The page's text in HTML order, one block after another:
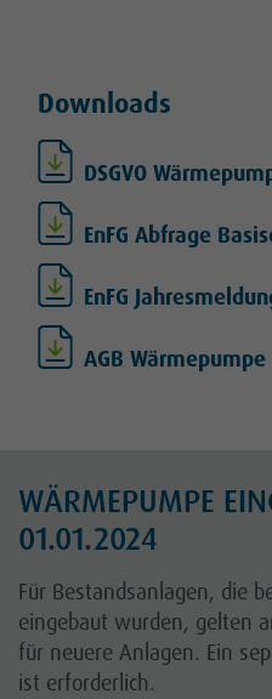
Downloads
DSGVO
EnFG Abfrage
EnFG
AGB Wärmepumpe
WÄRMEPUMPE
01.01.2024
Für Bestandsanlagen, die
eingebaut wurden, gelten
für neuere Anlagen. Ein
ist erforderlich.